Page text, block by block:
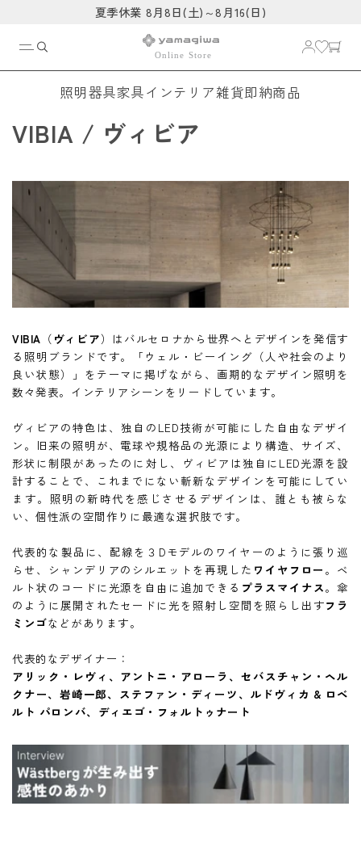
夏季休業 8月8日(土)～8月16(日)
照明器具家具インテリア雑貨即納商品
コ
ク
シ
ョ
ン
VIBIA / ヴィビア
VIBIA （ ヴィビア）はバルセロナから世界へとデザインを発信す
る照明ブランドです。「ウェル・ビーイング（人や社会のより
良い状態）」をテーマに掲げながら、画期的なデザイン照明を
数々発表。インテリアシーンをリードしています。
ヴィビアの特色は、独自のLED技術が可能にした自由なデザイ
ン。旧来の照明が、電球や規格品の光源により構造、サイズ、
形状に制限があったのに対し、ヴィビアは独自にLED光源を設
計することで、これまでにない斬新なデザインを可能にしてい
ます。照明の新時代を感じさせるデザインは、誰とも被らな
い、個性派の空間作りに最適な選択肢です。
代表的な製品に、配線を３Dモデルのワイヤーのように張り巡
らせ、シャンデリアのシルエットを再現した ワイヤフロー 。ベ
ルト状のコードに光源を自由に追加できる プラスマイナス。傘
のように展開されたセードに光を照射し空間を照らし出すフラ
ミンゴなどがあります。
代表的なデザイナー：
アリック・レヴィ、アントニ・アローラ、セバスチャン・ヘル
クナー、岩崎一郎、ステファン・ディーツ、ルドヴィカ & ロベ
ルト パロンバ、ディエゴ・フォルトゥナート